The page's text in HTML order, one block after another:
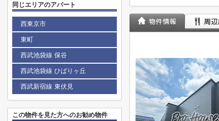
同じエリアのアパート
西東京市
東町
西武池袋線 保谷
西武池袋線 ひばりヶ丘
西武新宿線 東伏見
この物件を見た方へのお勧め物件